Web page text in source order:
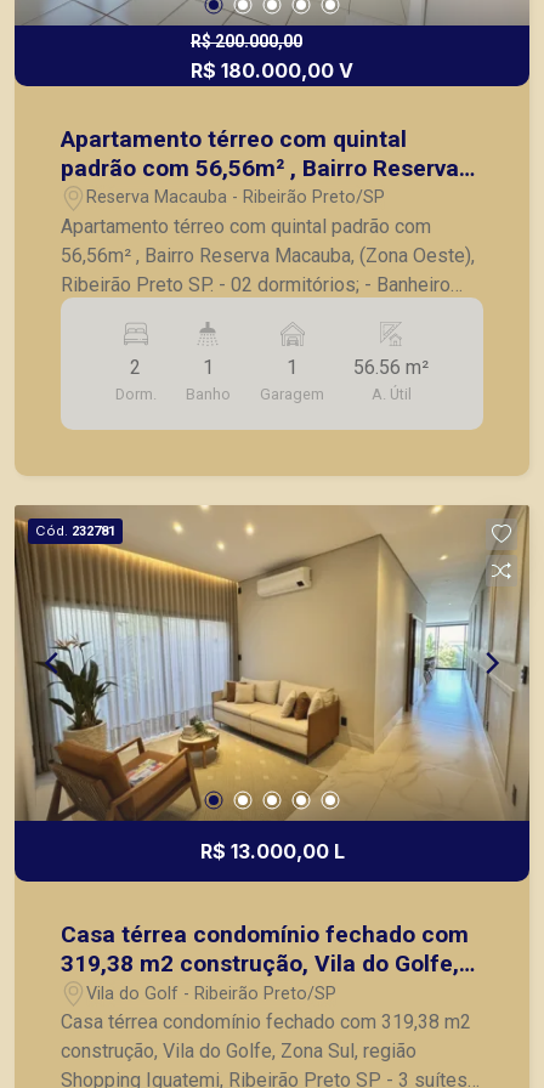
R$ 200.000,00
R$ 180.000,00 V
Apartamento térreo com quintal
padrão com 56,56m² , Bairro Reserva
Macauba, (Zona Oeste), Ribeirão Preto
SP.
Reserva Macauba - Ribeirão Preto/SP
Apartamento térreo com quintal padrão com
56,56m² , Bairro Reserva Macauba, (Zona Oeste),
Ribeirão Preto SP. - 02 dormitórios; - Banheiro
social; - Sala para 02 ambientes; - Cozinha; - Área
de serviço; - 01 vaga de garagem. -Quintal de
11,04 metros; A Piramid tem como objetivo
atender seus clientes com agilidade e segurança,
em locação, vendas de imóveis prontos, usados
2
Dorm.
1
Banho
1
Garagem
56.56 m²
A. Útil
Cód. 232781
R$ 13.000,00 L
Casa térrea condomínio fechado com
319,38 m2 construção, Vila do Golfe,
Zona Sul, região Shopping Iguatemi,
Ribeirão Preto SP
Vila do Golf - Ribeirão Preto/SP
Casa térrea condomínio fechado com 319,38 m2
construção, Vila do Golfe, Zona Sul, região
Shopping Iguatemi, Ribeirão Preto SP - 3 suítes